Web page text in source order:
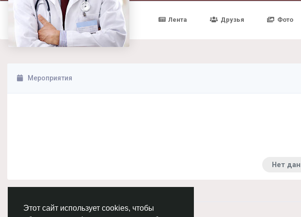
Этот сайт использует cookies, чтобы
Лента Друзья Фото
Мероприятия
Нет
© 2026 Chimba! Русский